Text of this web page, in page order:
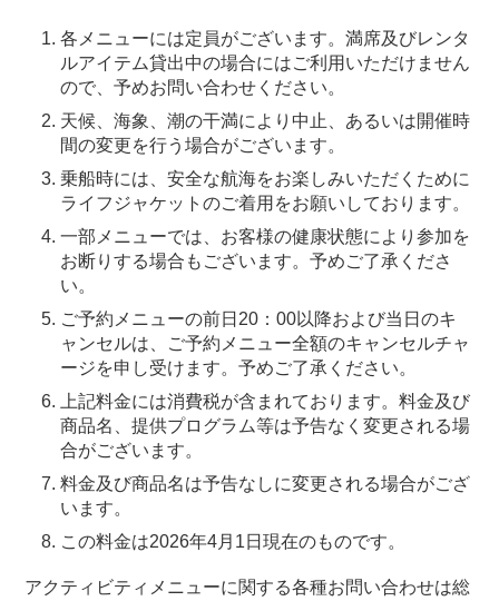
各メニューには定員がございます。満席及びレンタ
ルアイテム貸出中の場合にはご利用いただけません
ので、予めお問い合わせください。
天候、海象、潮の干満により中止、あるいは開催時
間の変更を行う場合がございます。
乗船時には、安全な航海をお楽しみいただくために
ライフジャケットのご着用をお願いしております。
一部メニューでは、お客様の健康状態により参加を
お断りする場合もございます。予めご了承くださ
い。
ご予約メニューの前日20：00以降および当日のキ
ャンセルは、ご予約メニュー全額のキャンセルチャ
ージを申し受けます。予めご了承ください。
上記料金には消費税が含まれております。料金及び
商品名、提供プログラム等は予告なく変更される場
合がございます。
料金及び商品名は予告なしに変更される場合がござ
います。
この料金は2026年4月1日現在のものです。
アクティビティメニューに関する各種お問い合わせは総